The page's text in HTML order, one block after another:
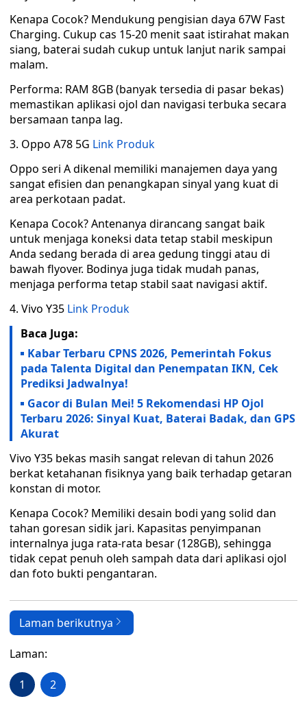
Kenapa Cocok? Mendukung pengisian daya 67W Fast
Charging. Cukup cas 15-20 menit saat istirahat makan
siang, baterai sudah cukup untuk lanjut narik sampai
malam.
Performa: RAM 8GB (banyak tersedia di pasar bekas)
memastikan aplikasi ojol dan navigasi terbuka secara
bersamaan tanpa lag.
3. Oppo A78 5G Link Produk
Oppo seri A dikenal memiliki manajemen daya yang
sangat efisien dan penangkapan sinyal yang kuat di
area perkotaan padat.
Kenapa Cocok? Antenanya dirancang sangat baik
untuk menjaga koneksi data tetap stabil meskipun
Anda sedang berada di area gedung tinggi atau di
bawah flyover. Bodinya juga tidak mudah panas,
menjaga performa tetap stabil saat navigasi aktif.
4. Vivo Y35 Link Produk
Baca Juga:
Kabar Terbaru CPNS 2026, Pemerintah Fokus
pada Talenta Digital dan Penempatan IKN, Cek
Prediksi Jadwalnya!
Gacor di Bulan Mei! 5 Rekomendasi HP Ojol
Terbaru 2026: Sinyal Kuat, Baterai Badak, dan GPS
Akurat
Vivo Y35 bekas masih sangat relevan di tahun 2026
berkat ketahanan fisiknya yang baik terhadap getaran
konstan di motor.
Kenapa Cocok? Memiliki desain bodi yang solid dan
tahan goresan sidik jari. Kapasitas penyimpanan
internalnya juga rata-rata besar (128GB), sehingga
tidak cepat penuh oleh sampah data dari aplikasi ojol
dan foto bukti pengantaran.
Laman berikutnya
Laman:
1 2